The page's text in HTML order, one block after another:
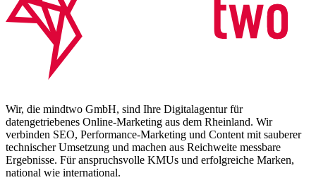
Wir, die mindtwo GmbH, sind Ihre Digitalagentur für
datengetriebenes Online-Marketing aus dem Rheinland. Wir
verbinden SEO, Performance-Marketing und Content mit sauberer
technischer Umsetzung und machen aus Reichweite messbare
Ergebnisse. Für anspruchsvolle KMUs und erfolgreiche Marken,
national wie international.